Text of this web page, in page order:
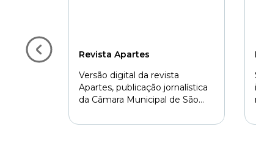
Revista Apartes
Versão digital da revista
Apartes, publicação jornalística
da Câmara Municipal de São